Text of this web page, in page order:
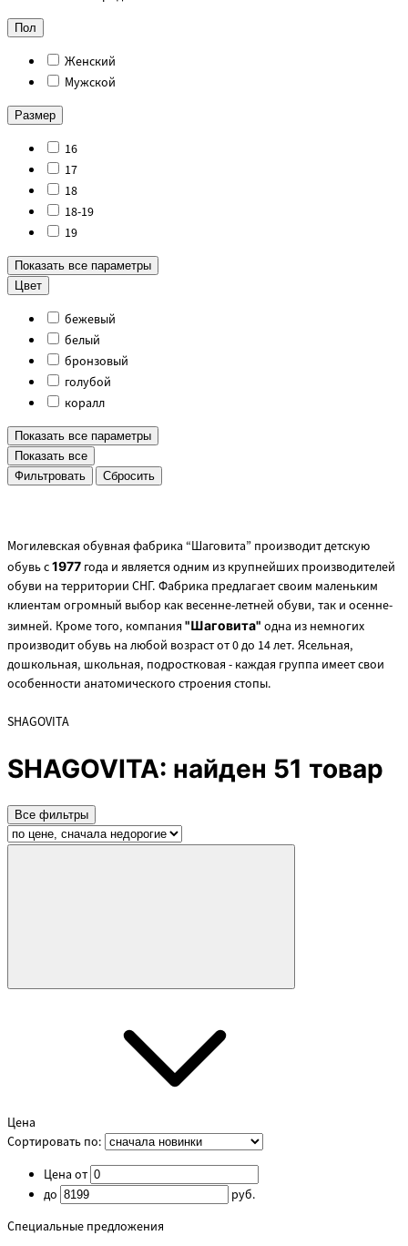
Пол
Женский
Мужской
Размер
16
17
18
18-19
19
Показать все параметры
Цвет
бежевый
белый
бронзовый
голубой
коралл
Показать все параметры
Показать все
Cбросить
Могилевская обувная фабрика “Шаговита” производит детскую
обувь с1977 года и является одним из крупнейших производителей
обуви на территории СНГ. Фабрика предлагает своим маленьким
клиентам огромный выбор как весенне-летней обуви, так и осенне-
зимней. Кроме того, компания "Шаговита" одна из немногих
производит обувь на любой возраст от 0 до 14 лет. Ясельная,
дошкольная, школьная, подростковая - каждая группа имеет свои
особенности анатомического строения стопы.
SHAGOVITA
SHAGOVITA: найден 51 товар
Все фильтры
Цена
Сортировать по:
Цена от
до
руб.
Специальные предложения